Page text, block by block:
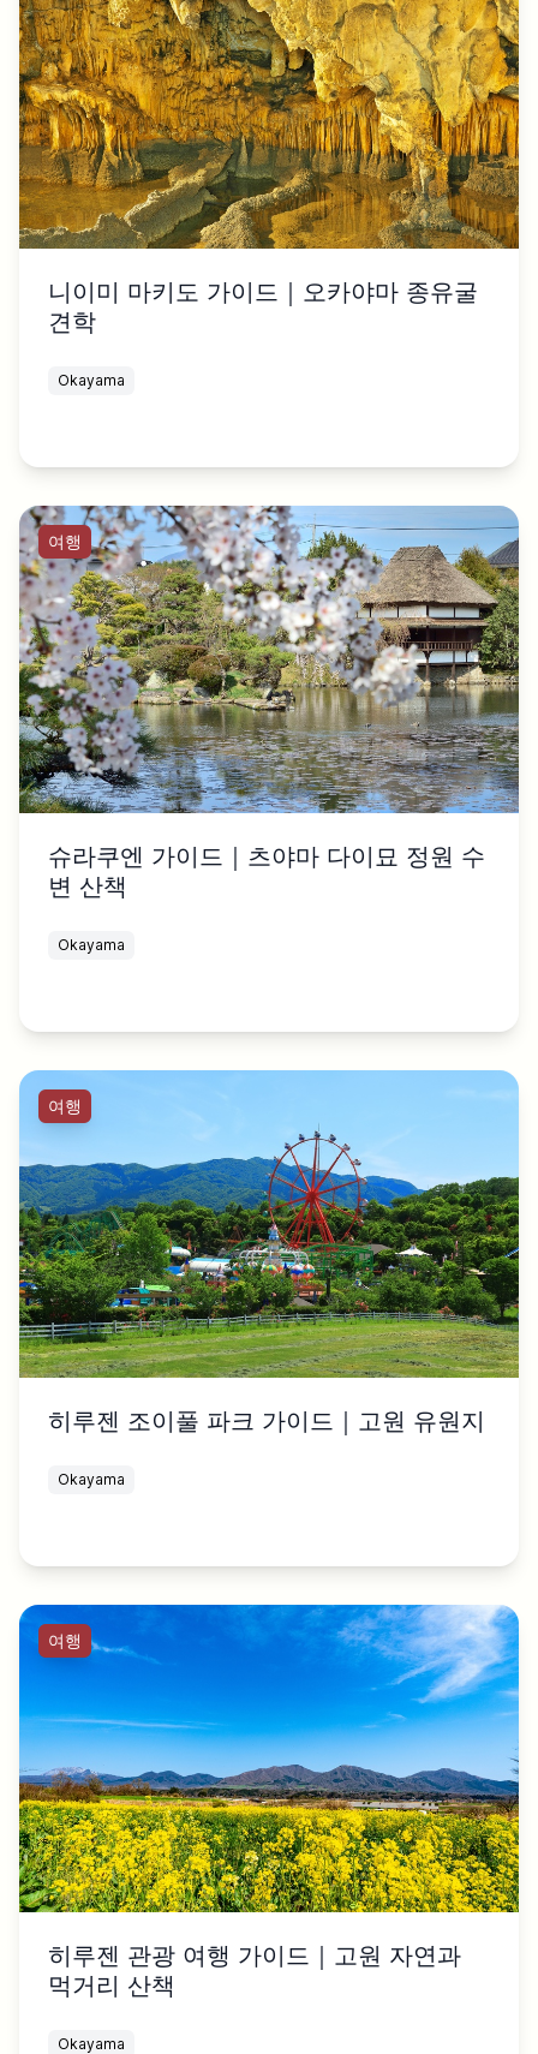
니이미 마키도 가이드｜오카야마 종유굴
견학
Okayama
여행
슈라쿠엔 가이드｜츠야마 다이묘 정원 수
변 산책
Okayama
여행
히루젠 조이풀 파크 가이드｜고원 유원지
Okayama
여행
히루젠 관광 여행 가이드｜고원 자연과
먹거리 산책
Okayama